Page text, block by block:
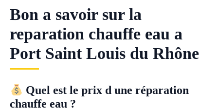
Bon a savoir sur la
reparation chauffe eau a
Port Saint Louis du Rhône
Quel est le prix d une réparation
chauffe eau ?